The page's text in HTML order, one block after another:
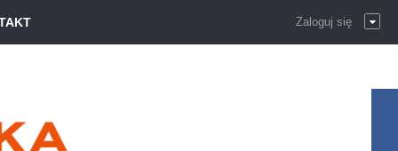
Zaloguj się